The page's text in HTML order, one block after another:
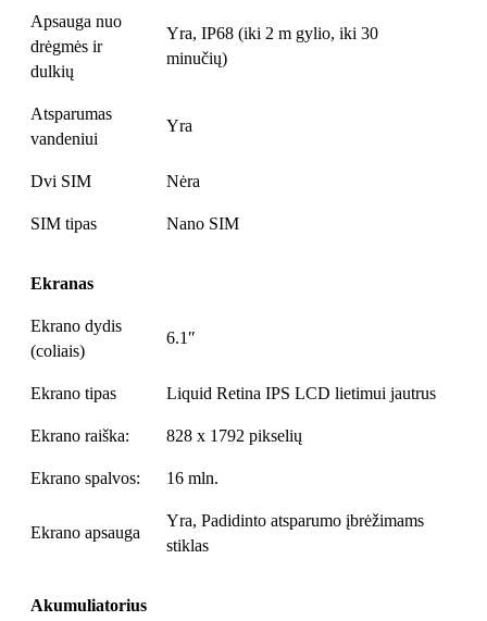
Apsauga nuo
drėgmės ir
dulkių
Yra, IP68 (iki 2 m gylio, iki 30
minučių)
Atsparumas
vandeniui
Yra
Dvi SIM Nėra
SIM tipas Nano SIM
Ekranas
Ekrano dydis
(coliais)
6.1″
Ekrano tipas Liquid Retina IPS LCD lietimui jautrus
Ekrano raiška: 828 x 1792 pikselių
Ekrano spalvos: 16 mln.
Ekrano apsauga
Yra, Padidinto atsparumo įbrėžimams
stiklas
Akumuliatorius